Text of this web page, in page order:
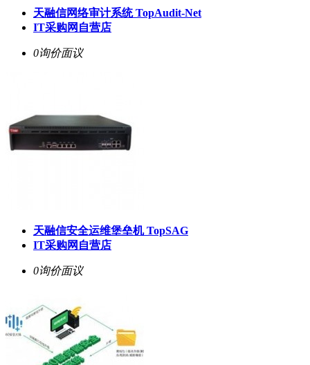
天融信网络审计系统 TopAudit-Net
IT采购网自营店
0询价面议
天融信安全运维堡垒机 TopSAG
IT采购网自营店
0询价面议